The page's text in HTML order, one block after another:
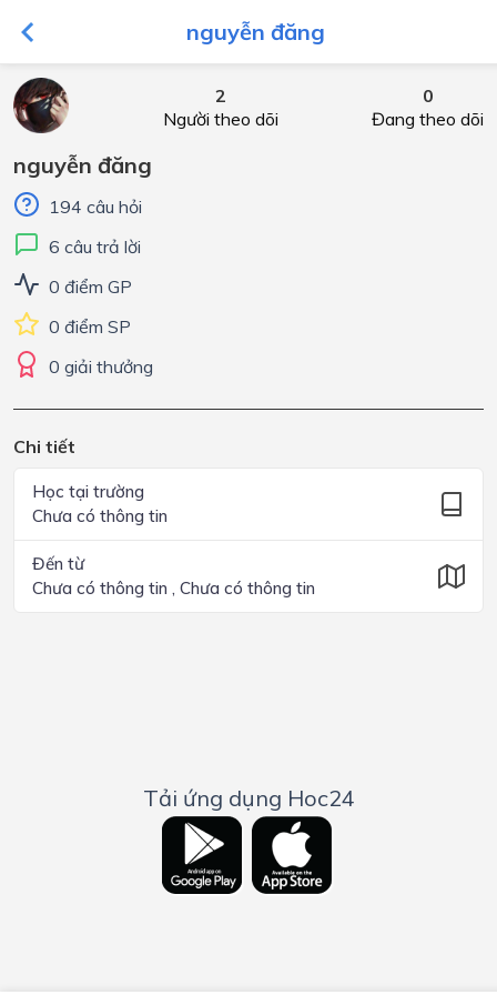
nguyễn đăng
2
Người theo dõi
0
Đang theo dõi
nguyễn đăng
194 câu hỏi
6 câu trả lời
0 điểm GP
0 điểm SP
0 giải thưởng
Chi tiết
Học tại trường
Chưa có thông tin
Đến từ
Chưa có thông tin , Chưa có thông tin
Tải ứng dụng Hoc24